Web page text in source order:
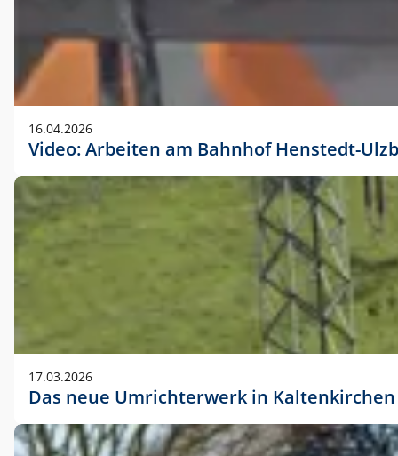
16.04.2026
Video: Arbeiten am Bahnhof Henstedt-
17.03.2026
Das neue Umrichterwerk in Kaltenkirchen